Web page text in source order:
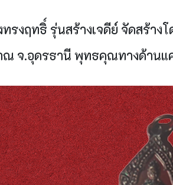
รงฤทธิ์ รุ่นสร้างเจดีย์ จัดสร้า
จ.อุดรธานี พุทธคุณทางด้านแ